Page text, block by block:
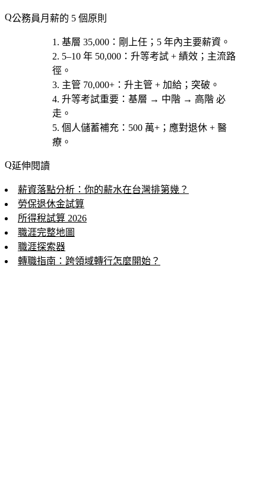
公務員月薪的 5 個原則
基層 35,000 ：剛上任；5 年內主要薪資。
5–10 年 50,000 ：升等考試 + 績效；主流路
徑。
主管 70,000+ ：升主管 + 加給；突破。
升等考試重要 ：基層 → 中階 → 高階 必
走。
個人儲蓄補充 ：500 萬+；應對退休 + 醫
療。
延伸閱讀
薪資落點分析：你的薪水在台灣排第幾？
勞保退休金試算
所得稅試算 2026
職涯完整地圖
職涯探索器
轉職指南：跨領域轉行怎麼開始？